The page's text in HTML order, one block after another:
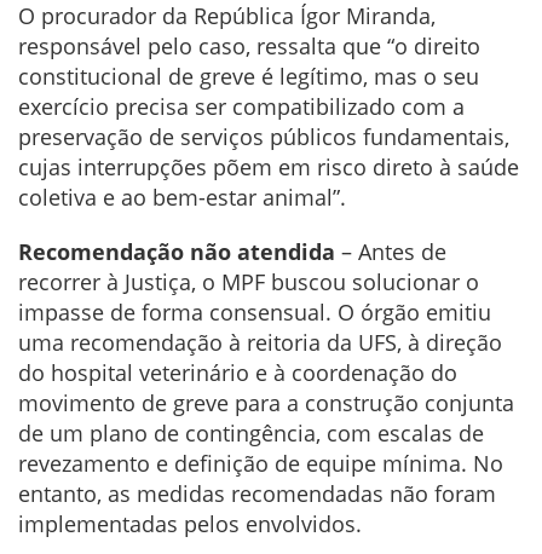
O procurador da República Ígor Miranda,
responsável pelo caso, ressalta que “o direito
constitucional de greve é legítimo, mas o seu
exercício precisa ser compatibilizado com a
preservação de serviços públicos fundamentais,
cujas interrupções põem em risco direto à saúde
coletiva e ao bem-estar animal”.
Recomendação não atendida – Antes de
recorrer à Justiça, o MPF buscou solucionar o
impasse de forma consensual. O órgão emitiu
uma recomendação à reitoria da UFS, à direção
do hospital veterinário e à coordenação do
movimento de greve para a construção conjunta
de um plano de contingência, com escalas de
revezamento e definição de equipe mínima. No
entanto, as medidas recomendadas não foram
implementadas pelos envolvidos.